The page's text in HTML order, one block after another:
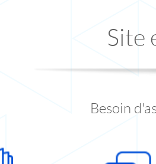
Site
Besoin